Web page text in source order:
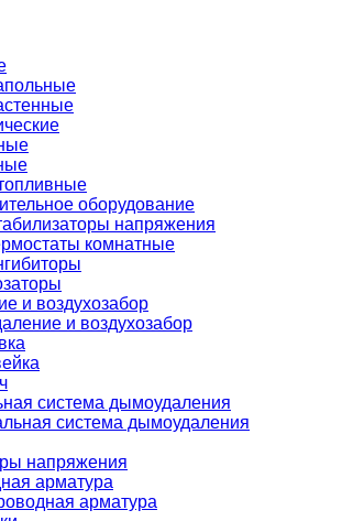
оборудование
напряжения
комнатные
и воздухозабор
и воздухозабор
система дымоудаления
система дымоудаления
напряжения
арматура
арматура